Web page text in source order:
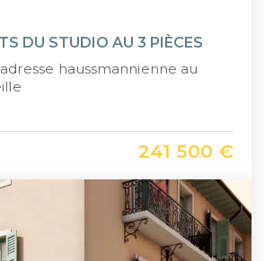
DU STUDIO AU 3 PIÈCES
haussmannienne au
241 500 €